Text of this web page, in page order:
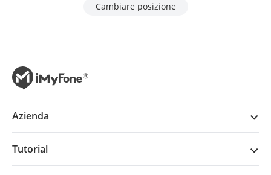
Cambiare posizione
Azienda
Tutorial